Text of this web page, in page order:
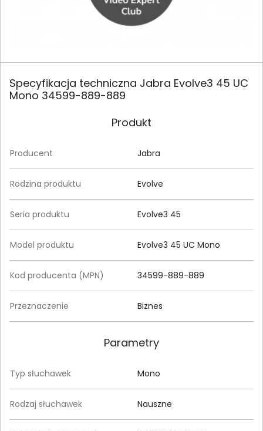
Specyfikacja techniczna Jabra Evolve3 45 UC
Mono 34599-889-889
Produkt
Producent Jabra
Rodzina produktu Evolve
Seria produktu Evolve3 45
Model produktu Evolve3 45 UC Mono
Kod producenta (MPN) 34599-889-889
Przeznaczenie Biznes
Parametry
Typ słuchawek Mono
Rodzaj słuchawek Nauszne